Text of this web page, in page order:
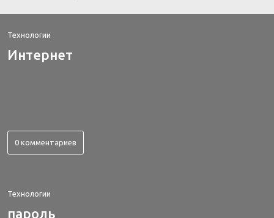
Технологии
Интернет
0 комментариев
Технологии
пароль